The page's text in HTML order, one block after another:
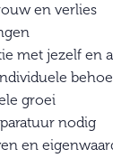
en verlies
met jezelf en
groei
nodig
en